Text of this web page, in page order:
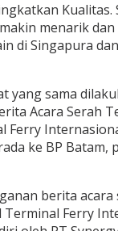
Kualitas.
menarik
di Singapura
yang sama
Acara Serah
Ferry
ke BP Batam,
berita acara
Ferry